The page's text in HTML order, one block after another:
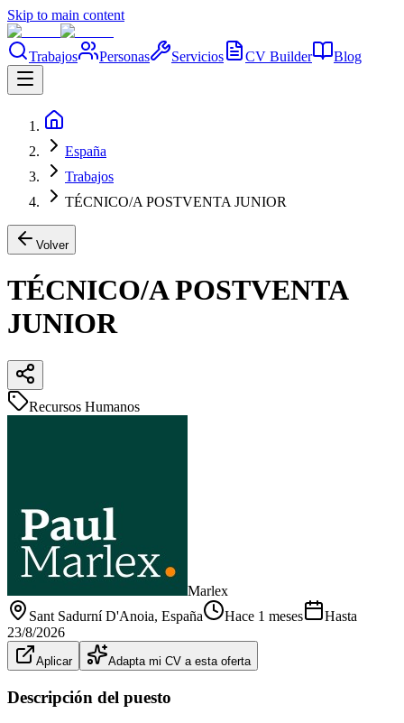
Skip to main content
Trabajos Personas Servicios CV Builder Blog
España
Trabajos
TÉCNICO/A POSTVENTA JUNIOR
Volver
TÉCNICO/A POSTVENTA
JUNIOR
Recursos Humanos
Marlex
Sant Sadurní D'Anoia, España Hace 1 meses
Hasta
23/8/2026
Aplicar Adapta mi CV a esta oferta
Descripción del puesto